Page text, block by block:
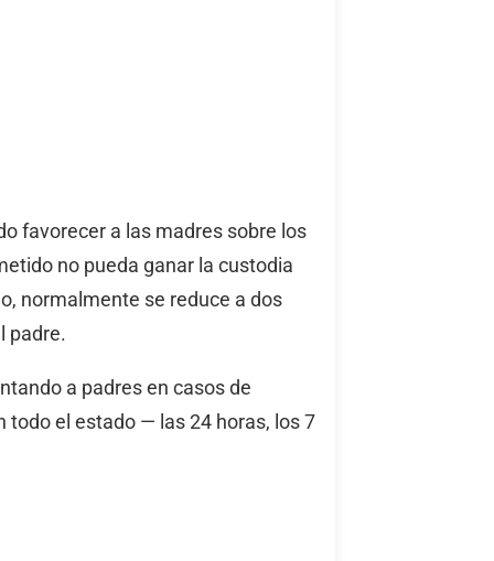
favorecer a las madres sobre los
no pueda ganar la custodia
normalmente se reduce a dos
padre.
a padres en casos de
todo el estado — las 24 horas, los 7